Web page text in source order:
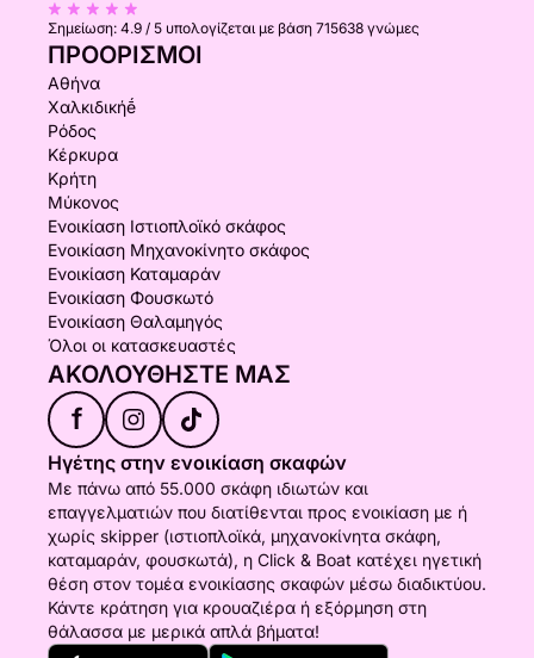
Σημείωση: 4.9 / 5 υπολογίζεται με βάση 715638 γνώμες
ΠΡΟΟΡΙΣΜΟΊ
Αθήνα
Χαλκιδικήḗ
Ρόδος
Κέρκυρα
Κρήτη
Μύκονος
Ενοικίαση Ιστιοπλοϊκό σκάφος
Ενοικίαση Μηχανοκίνητο σκάφος
Ενοικίαση Καταμαράν
Ενοικίαση Φουσκωτό
Ενοικίαση Θαλαμηγός
Όλοι οι κατασκευαστές
ΑΚΟΛΟΥΘΉΣΤΕ ΜΑΣ
f
Ηγέτης στην ενοικίαση σκαφών
Με πάνω από 55.000 σκάφη ιδιωτών και
επαγγελματιών που διατίθενται προς ενοικίαση με ή
χωρίς skipper (ιστιοπλοϊκά, μηχανοκίνητα σκάφη,
καταμαράν, φουσκωτά), η Click & Boat κατέχει ηγετική
θέση στον τομέα ενοικίασης σκαφών μέσω διαδικτύου.
Κάντε κράτηση για κρουαζιέρα ή εξόρμηση στη
θάλασσα με μερικά απλά βήματα!